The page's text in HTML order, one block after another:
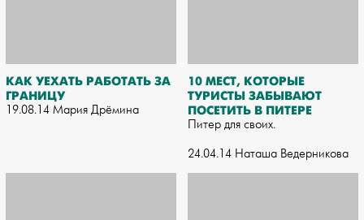
КАК УЕХАТЬ РАБОТАТЬ ЗА
ГРАНИЦУ
19.08.14 Мария Дрёмина
10 МЕСТ, КОТОРЫЕ
ТУРИСТЫ ЗАБЫВАЮТ
ПОСЕТИТЬ В ПИТЕРЕ
Питер для своих.
24.04.14 Наташа Ведерникова